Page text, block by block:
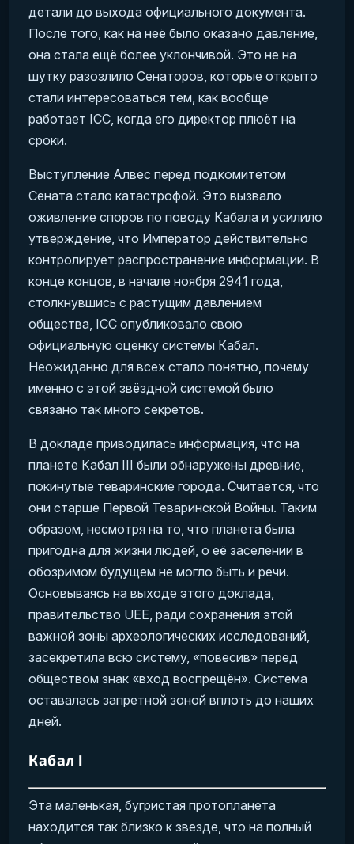
детали до выхода официального документа.
После того, как на неё было оказано давление,
она стала ещё более уклончивой. Это не на
шутку разозлило Сенаторов, которые открыто
стали интересоваться тем, как вообще
работает ICC, когда его директор плюёт на
сроки.
Выступление Алвес перед подкомитетом
Сената стало катастрофой. Это вызвало
оживление споров по поводу Кабала и усилило
утверждение, что Император действительно
контролирует распространение информации. В
конце концов, в начале ноября 2941 года,
столкнувшись с растущим давлением
общества, ICC опубликовало свою
официальную оценку системы Кабал.
Неожиданно для всех стало понятно, почему
именно с этой звёздной системой было
связано так много секретов.
В докладе приводилась информация, что на
планете Кабал III были обнаружены древние,
покинутые теваринские города. Считается, что
они старше Первой Теваринской Войны. Таким
образом, несмотря на то, что планета была
пригодна для жизни людей, о её заселении в
обозримом будущем не могло быть и речи.
Основываясь на выходе этого доклада,
правительство UEE, ради сохранения этой
важной зоны археологических исследований,
засекретила всю систему, «повесив» перед
обществом знак «вход воспрещён». Система
оставалась запретной зоной вплоть до наших
дней.
Кабал I
Эта маленькая, бугристая протопланета
находится так близко к звезде, что на полный